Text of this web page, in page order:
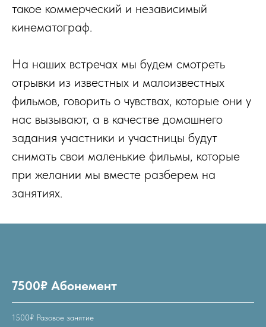
такое коммерческий и независимый
кинематограф.
На наших встречах мы будем смотреть
отрывки из известных и малоизвестных
фильмов, говорить о чувствах, которые они у
нас вызывают, а в качестве домашнего
задания участники и участницы будут
снимать свои маленькие фильмы, которые
при желании мы вместе разберем на
занятиях.
7500₽ Абонемент
1500₽ Разовое занятие